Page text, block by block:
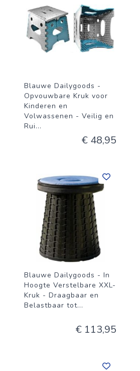
Blauwe Dailygoods -
Opvouwbare Kruk voor
Kinderen en
Volwassenen - Veilig en
Rui...
€ 48,95
Blauwe Dailygoods - In
Hoogte Verstelbare XXL-
Kruk - Draagbaar en
Belastbaar tot...
€ 113,95